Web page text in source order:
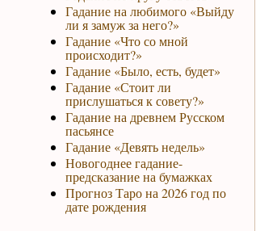
Гадание на любимого «Выйду
ли я замуж за него?»
Гадание «Что со мной
происходит?»
Гадание «Было, есть, будет»
Гадание «Стоит ли
прислушаться к совету?»
Гадание на древнем Русском
пасьянсе
Гадание «Девять недель»
Новогоднее гадание-
предсказание на бумажках
Прогноз Таро на 2026 год по
дате рождения